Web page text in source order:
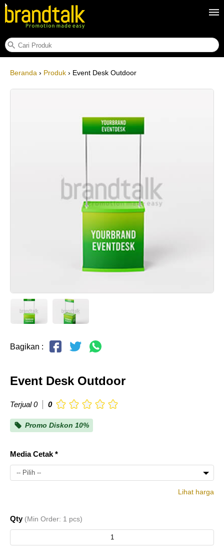
Beranda › Produk › Event Desk Outdoor
Bagikan :
Event Desk Outdoor
Terjual 0 0
Promo Diskon 10%
Media Cetak *
-- Pilih --
Lihat harga
Print
pcs
990.000
Qty (Min Order: 1 pcs)